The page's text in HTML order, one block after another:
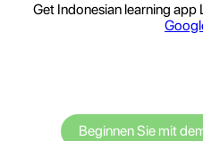
Get Indonesian learning app
Beginnen Sie mit